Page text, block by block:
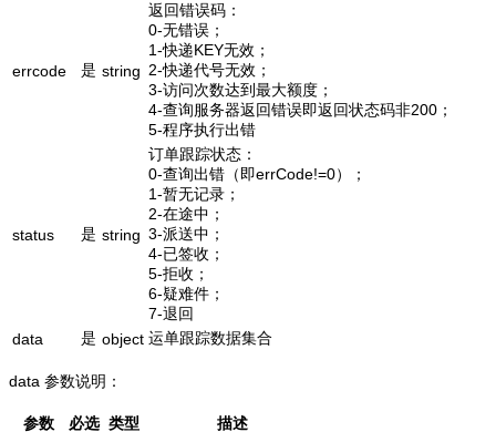
errcode 是 string
返回错误码：
0-无错误；
1-快递KEY无效；
2-快递代号无效；
3-访问次数达到最大额度；
4-查询服务器返回错误即返回状态码非200；
5-程序执行出错
status 是 string
订单跟踪状态：
0-查询出错（即errCode!=0）；
1-暂无记录；
2-在途中；
3-派送中；
4-已签收；
5-拒收；
6-疑难件；
7-退回
data
是 object 运单跟踪数据集合
data 参数说明：
参数 必选 类型
描述